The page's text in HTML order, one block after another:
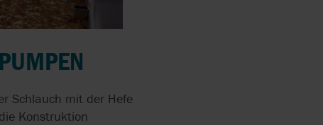
Schlauch mit der Hefe
Konstruktion